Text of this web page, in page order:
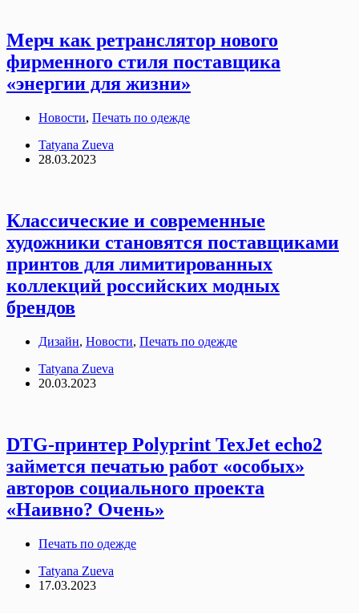
Мерч как ретранслятор нового
фирменного стиля поставщика
«энергии для жизни»
Новости, Печать по одежде
Tatyana Zueva
28.03.2023
Классические и современные
художники становятся поставщиками
принтов для лимитированных
коллекций российских модных
брендов
Дизайн, Новости, Печать по одежде
Tatyana Zueva
20.03.2023
DTG-принтер Polyprint TexJet echo2
займется печатью работ «особых»
авторов социального проекта
«Наивно? Очень»
Печать по одежде
Tatyana Zueva
17.03.2023